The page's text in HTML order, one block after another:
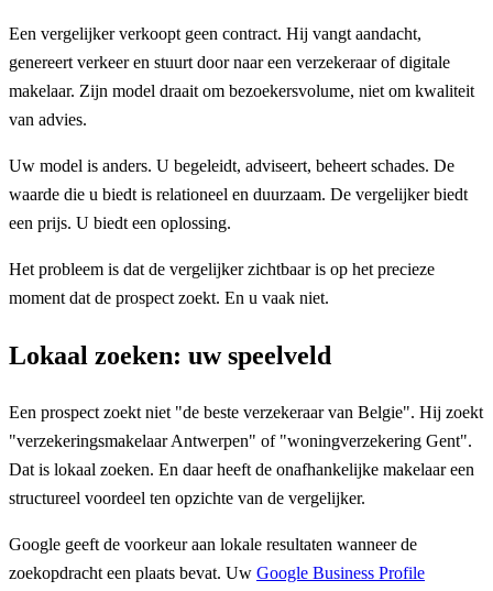
Een vergelijker verkoopt geen contract. Hij vangt aandacht,
genereert verkeer en stuurt door naar een verzekeraar of digitale
makelaar. Zijn model draait om bezoekersvolume, niet om kwaliteit
van advies.
Uw model is anders. U begeleidt, adviseert, beheert schades. De
waarde die u biedt is relationeel en duurzaam. De vergelijker biedt
een prijs. U biedt een oplossing.
Het probleem is dat de vergelijker zichtbaar is op het precieze
moment dat de prospect zoekt. En u vaak niet.
Lokaal zoeken: uw speelveld
Een prospect zoekt niet "de beste verzekeraar van Belgie". Hij zoekt
"verzekeringsmakelaar Antwerpen" of "woningverzekering Gent".
Dat is lokaal zoeken. En daar heeft de onafhankelijke makelaar een
structureel voordeel ten opzichte van de vergelijker.
Google geeft de voorkeur aan lokale resultaten wanneer de
zoekopdracht een plaats bevat. Uw Google Business Profile